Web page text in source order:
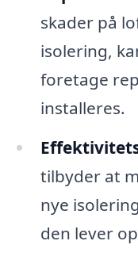
skader på
isolering,
foretage
installeres.
tilbyder at
nye
den lever